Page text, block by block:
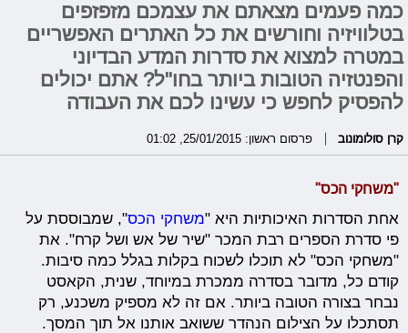
כמה פעמים מצאתם את עצמכם מזפזפים
בטלוויזיה וחורשים את כל האתרים האפשריים
במטרה למצוא את סדרות המדע הבדיוני
והפנטזיה הטובות ביותר בחו"ל? אתם יכולים
להפסיק לחפש כי עשינו לכם את העבודה
קרן סולומונוב פרסום ראשון: 25/01/2015, 01:02
"משחקי הכס"
אחת הסדרות האיכותיות היא "משחקי הכס", שמבוססת על
פי סדרת הספרים רבת המכר "שיר של אש ושל קרח". את
"משחקי הכס" לא תוכלו לשכוח בקלות בגלל כמה סיבות.
קודם כל, מדובר בסדרה ממכרת במיוחד, שנית, הקאסט
נבחר בצורה הטובה ביותר. אם זה לא מספיק משכנע, רק
תסתכלו על הצילום הנהדר ששואב אותנו אל תוך המסך.